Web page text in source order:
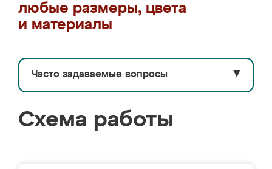
любые размеры, цвета
и материалы
Часто задаваемые вопросы ▼
Схема работы